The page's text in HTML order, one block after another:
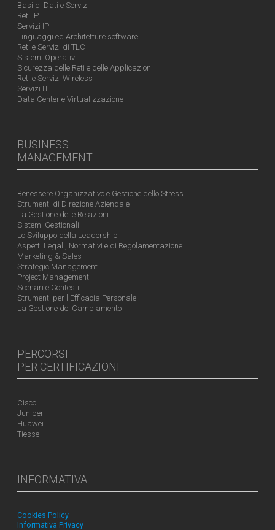
Basi di Dati e Servizi
Reti IP
Servizi IP
Linguaggi ed Architetture software
Reti e Servizi di TLC
Sistemi Operativi
Sicurezza delle Reti e delle Applicazioni
Reti e Servizi Wireless
Servizi IT
Data Center e Virtualizzazione
BUSINESS
MANAGEMENT
Benessere Organizzativo e Gestione dello Stress
Strumenti di Direzione Aziendale
La Gestione delle Relazioni
Sistemi Gestionali
Lo Sviluppo della Leadership
Aspetti Legali, Normativi e di Regolamentazione
Marketing & Sales
Strategic Management
Project Management
Scenari e Contesti
Strumenti per l'Efficacia Personale
La Gestione del Cambiamento
PERCORSI
PER CERTIFICAZIONI
Cisco
Juniper
Huawei
Tiesse
INFORMATIVA
Cookies Policy
Informativa Privacy